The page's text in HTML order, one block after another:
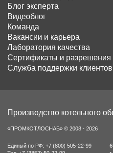
Блог эксперта
Видеоблог
Команда
Вакансии и карьера
Лаборатория качества
Сертификаты и разрешения
Служба поддержки клиентов
Производство котельного
«ПРОМКОТЛОСНАБ» © 2008 - 2026
Единый по РФ: +7 (800) 505-22-99